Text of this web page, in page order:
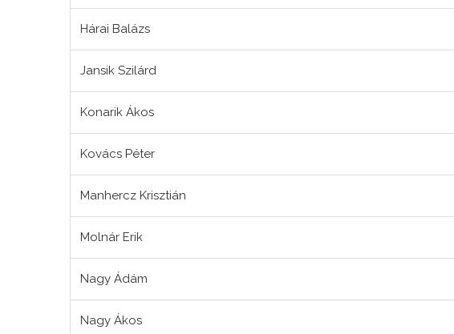
Hárai Balázs
Jansik Szilárd
Konarik Ákos
Kovács Péter
Manhercz Krisztián
Molnár Erik
Nagy Ádám
Nagy Ákos